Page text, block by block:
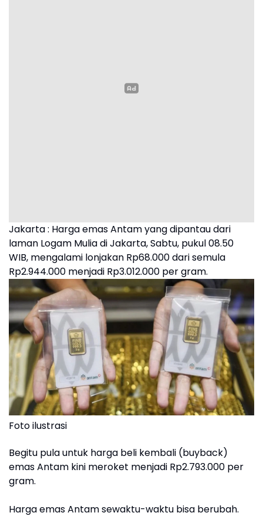
Jakarta : Harga emas Antam yang dipantau dari
laman Logam Mulia di Jakarta, Sabtu, pukul 08.50
WIB, mengalami lonjakan Rp68.000 dari semula
Rp2.944.000 menjadi Rp3.012.000 per gram.
Foto ilustrasi
Begitu pula untuk harga beli kembali (buyback)
emas Antam kini meroket menjadi Rp2.793.000 per
gram.
Harga emas Antam sewaktu-waktu bisa berubah.